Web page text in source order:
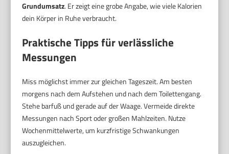
Grundumsatz. Er zeigt eine grobe Angabe, wie viele Kalorien
dein Körper in Ruhe verbraucht.
Praktische Tipps für verlässliche
Messungen
Miss möglichst immer zur gleichen Tageszeit. Am besten
morgens nach dem Aufstehen und nach dem Toilettengang.
Stehe barfuß und gerade auf der Waage. Vermeide direkte
Messungen nach Sport oder großen Mahlzeiten. Nutze
Wochenmittelwerte, um kurzfristige Schwankungen
auszugleichen.